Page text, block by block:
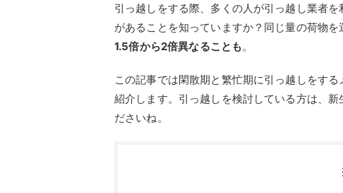
引っ越しをする際、多くの人が引っ越し業者
があることを知っていますか？同じ量の荷物を
1.5倍から2倍異なることも。
この記事では閑散期と繁忙期に引っ越しをす
紹介します。引っ越しを検討している方は、
ださいね。